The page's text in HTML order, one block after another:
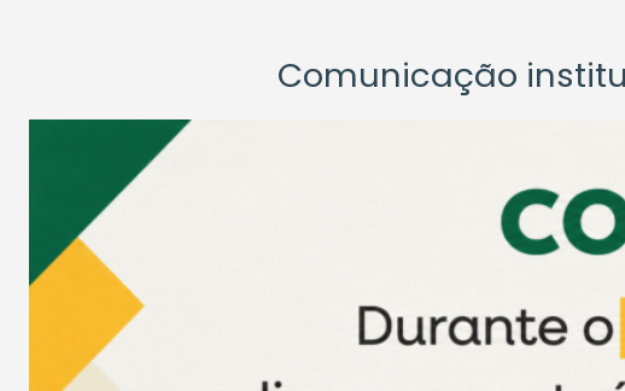
Comunicação